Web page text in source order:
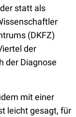
statt als
(DKFZ)
der
der Diagnose
mit einer
leicht gesagt, für